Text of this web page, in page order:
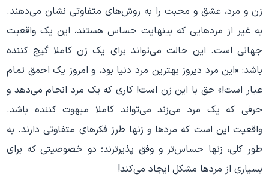
زن و مرد، عشق و محبت را به روش‌های متفاوتی نشان می‌دهند.
به غیر از مردهایی که بینهایت حساس هستند، این یک واقعیت
جهانی است. این حالت می‌تواند برای یک زن کاملا گیج کننده
باشد: «این مرد دیروز بهترین مرد دنیا بود، و امروز یک احمق تمام
عیار است!» حق با این زن است! کاری که یک مرد انجام می‌دهد و
حرفی که یک مرد می‌زند می‌تواند کاملا مبهوت کننده باشد.
واقعیت این است که مردها و زنها طرز فکرهای متفاوتی دارند. به
طور کلی، زنها حساس‌تر و وفق پذیرترند؛ دو خصوصیتی که برای
بسیاری از مردها مشکل ایجاد می‌کند!